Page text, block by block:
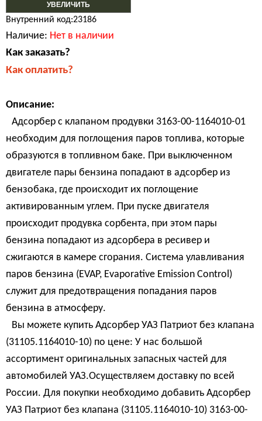
УВЕЛИЧИТЬ
Внутренний код:23186
Наличие: Нет в наличии
Как заказать?
Как оплатить?
Описание:
Адсорбер с клапаном продувки 3163-00-1164010-01
необходим для поглощения паров топлива, которые
образуются в топливном баке. При выключенном
двигателе пары бензина попадают в адсорбер из
бензобака, где происходит их поглощение
активированным углем. При пуске двигателя
происходит продувка сорбента, при этом пары
бензина попадают из адсорбера в ресивер и
сжигаются в камере сгорания. Система улавливания
паров бензина (EVAP, Evaporative Emission Control)
служит для предотвращения попадания паров
бензина в атмосферу.
Вы можете купить Адсорбер УАЗ Патриот без клапана
(31105.1164010-10) по цене: У нас большой
ассортимент оригинальных запасных частей для
автомобилей УАЗ.Осуществляем доставку по всей
России. Для покупки необходимо добавить Адсорбер
УАЗ Патриот без клапана (31105.1164010-10) 3163-00-